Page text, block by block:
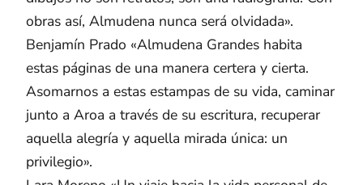
obras así, Almudena nunca será olvidada».
Benjamín Prado «Almudena Grandes habita
estas páginas de una manera certera y cierta.
Asomarnos a estas estampas de su vida, caminar
junto a Aroa a través de su escritura, recuperar
aquella alegría y aquella mirada única: un
privilegio».